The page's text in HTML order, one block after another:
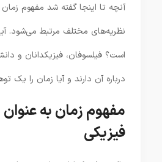
آنچه تا اینجا گفته شد مفهوم زمان
نظریه‌های مختلف مرتبط می‌شود.
است؟ فیلسوفان، فیزیکدانان و
درباره آن دارند و آیا زمان را یک
مفهوم زمان به عنوان
فیزیکی